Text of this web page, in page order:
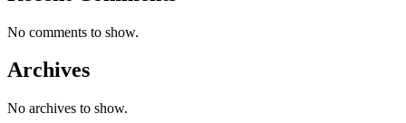
No comments to show.
Archives
No archives to show.